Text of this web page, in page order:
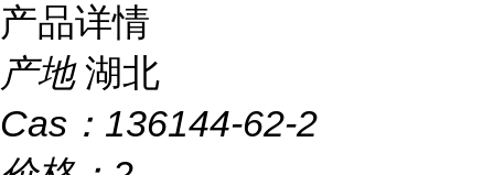
产品详情
产地 湖北
Cas： 136144-62-2